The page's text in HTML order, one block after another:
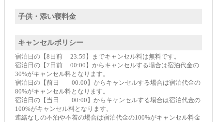
子供・添い寝料金
キャンセルポリシー
宿泊日の【8日前 23:59】までキャンセル料は無料です。
宿泊日の【7日前 00:00】からキャンセルする場合は宿泊代金の
30%がキャンセル料となります。
宿泊日の【前日 00:00】からキャンセルする場合は宿泊代金の
80%がキャンセル料となります。
宿泊日の【当日 00:00】からキャンセルする場合は宿泊代金の
100%がキャンセル料となります。
連絡なしの不泊や不着の場合は宿泊代金の100%がキャンセル料金